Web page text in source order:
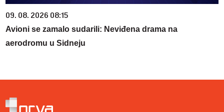
09. 08. 2026 08:15
Avioni se zamalo sudarili: Neviđena drama na
aerodromu u Sidneju